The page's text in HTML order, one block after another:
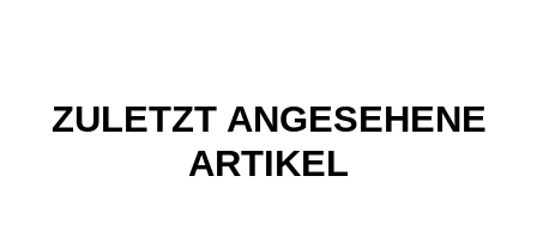
ZULETZT ANGESEHENE
ARTIKEL